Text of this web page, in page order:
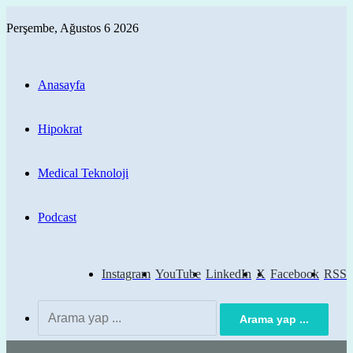
Perşembe, Ağustos 6 2026
Anasayfa
Hipokrat
Medical Teknoloji
Podcast
RSS
Facebook
X
LinkedIn
YouTube
Instagram
Arama yap ...